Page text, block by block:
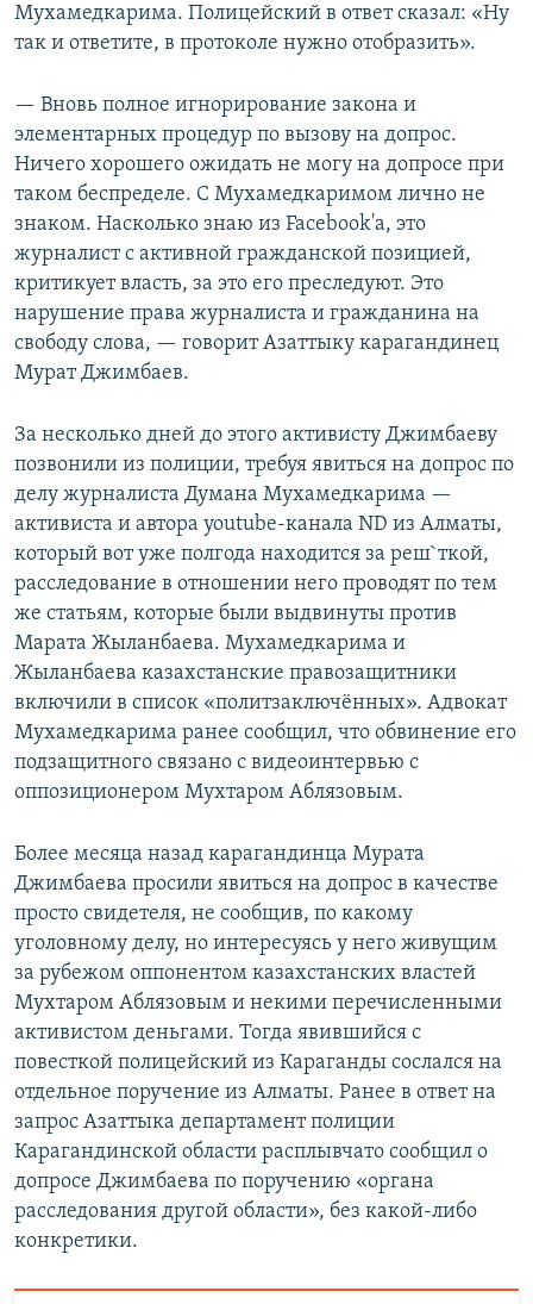
Мухамедкарима. Полицейский в ответ сказал: «Ну
так и ответите, в протоколе нужно отобразить».
— Вновь полное игнорирование закона и
элементарных процедур по вызову на допрос.
Ничего хорошего ожидать не могу на допросе при
таком беспределе. С Мухамедкаримом лично не
знаком. Насколько знаю из Facebook'а, это
журналист с активной гражданской позицией,
критикует власть, за это его преследуют. Это
нарушение права журналиста и гражданина на
свободу слова, — говорит Азаттыку карагандинец
Мурат Джимбаев.
За несколько дней до этого активисту Джимбаеву
позвонили из полиции, требуя явиться на допрос по
делу журналиста Думана Мухамедкарима —
активиста и автора youtube-канала ND из Алматы,
который вот уже полгода находится за реш`ткой,
расследование в отношении него проводят по тем
же статьям, которые были выдвинуты против
Марата Жыланбаева. Мухамедкарима и
Жыланбаева казахстанские правозащитники
включили в список «политзаключённых». Адвокат
Мухамедкарима ранее сообщил, что обвинение его
подзащитного связано с видеоинтервью с
оппозиционером Мухтаром Аблязовым.
Более месяца назад карагандинца Мурата
Джимбаева просили явиться на допрос в качестве
просто свидетеля, не сообщив, по какому
уголовному делу, но интересуясь у него живущим
за рубежом оппонентом казахстанских властей
Мухтаром Аблязовым и некими перечисленными
активистом деньгами. Тогда явившийся с
повесткой полицейский из Караганды сослался на
отдельное поручение из Алматы. Ранее в ответ на
запрос Азаттыка департамент полиции
Карагандинской области расплывчато сообщил о
допросе Джимбаева по поручению «органа
расследования другой области», без какой-либо
конкретики.